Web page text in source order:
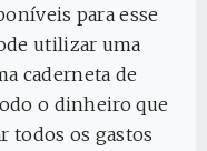
para esse
utilizar uma
caderneta de
o dinheiro que
todos os gastos